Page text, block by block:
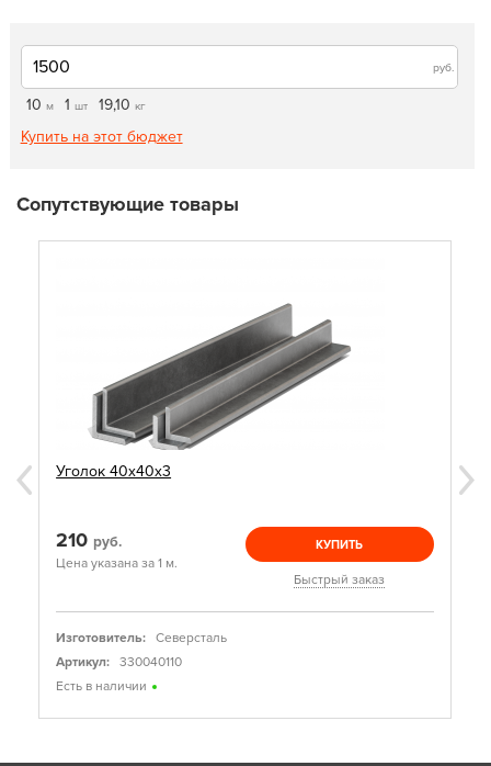
руб.
10 м 1 шт 19,10 кг
Купить на этот бюджет
Сопутствующие товары
Уголок 40х40х3
210 руб.
Цена указана за 1 м.
КУПИТЬ
Быстрый заказ
Изготовитель:
Северсталь
Артикул:
330040110
Есть в наличии